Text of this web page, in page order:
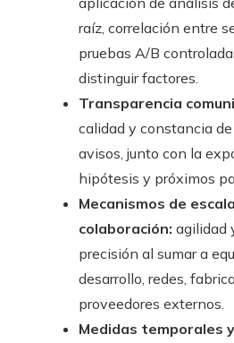
raíz, correlación entre
pruebas A/B
distinguir factores.
Transparencia
calidad y constancia
avisos, junto con la
hipótesis y próximos
Mecanismos de
colaboración: agilidad
precisión al sumar a
desarrollo, redes,
proveedores externos.
Medidas temporales y